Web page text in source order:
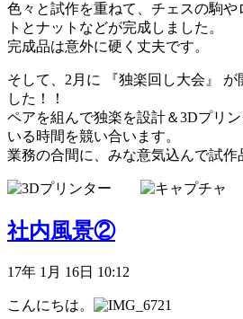
色々と試作を重ねて、チェスの駒
トとナットなどが完成しました。
完成品は意外に硬く丈夫です。
そして、2月に 『独楽回し大会』 が
した！！
ペアを組んで独楽を設計＆3Dプリ
いる時間を競い合います。
業務の合間に、みな意気込んで試作
社内風景②
17年 1月 16日 10:12
こんにちは。